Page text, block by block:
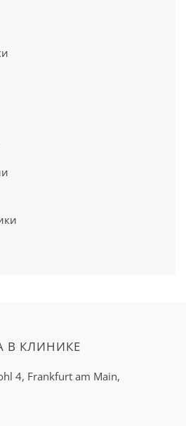
В КЛИНИКЕ
4, Frankfurt am Main,